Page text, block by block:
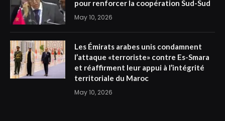
pour renforcer la coopération Sud-Sud
May 10, 2026
Les Émirats arabes unis condamnent
l’attaque «terroriste» contre Es-Smara
et réaffirment leur appui à l’intégrité
territoriale du Maroc
May 10, 2026